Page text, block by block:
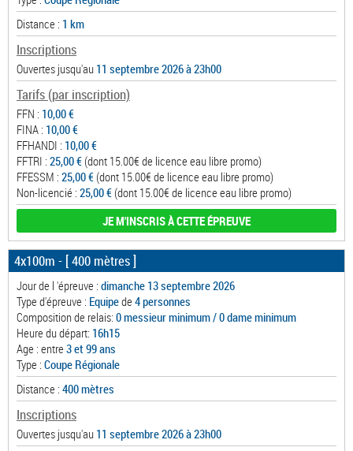
Distance : 1 km
Inscriptions
Ouvertes jusqu'au 11 septembre 2026 à 23h00
Tarifs (par inscription)
FFN : 10,00 €
FINA : 10,00 €
FFHANDI : 10,00 €
FFTRI : 25,00 € (dont 15.00€ de licence eau libre promo)
FFESSM : 25,00 € (dont 15.00€ de licence eau libre promo)
Non-licencié : 25,00 € (dont 15.00€ de licence eau libre promo)
JE M'INSCRIS À CETTE ÉPREUVE
4x100m - [ 400 mètres ]
Jour de l 'épreuve : dimanche 13 septembre 2026
Type d'épreuve : Equipede 4 personnes
Composition de relais: 0 messieur minimum / 0 dame minimum
Heure du départ: 16h15
Age : entre 3 et 99 ans
Type : Coupe Régionale
Distance : 400 mètres
Inscriptions
Ouvertes jusqu'au 11 septembre 2026 à 23h00